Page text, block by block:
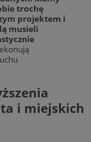
trochę
projektem i
musieli
i miejskich